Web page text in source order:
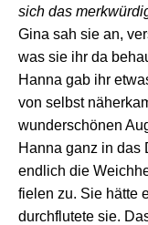
sich das
Gina sah sie an,
was sie ihr da
Hanna gab ihr
von selbst
wunderschönen
Hanna ganz in das
endlich die
fielen zu. Sie hätte
durchflutete sie.